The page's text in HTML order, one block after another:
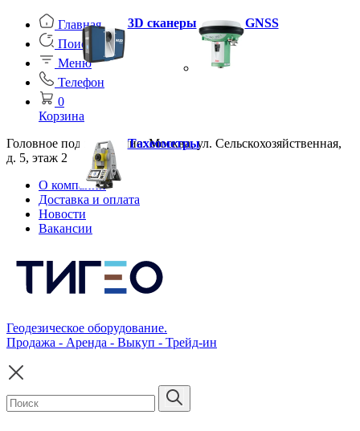
Главная
Поиск
Меню
Телефон
0
Корзина
Головное подразделение: Москва, ул. Сельскохозяйственная,
д. 5, этаж 2
О компании
Доставка и оплата
Новости
Вакансии
Геодезическое оборудование.
Продажа - Аренда - Выкуп - Трейд-ин
3D сканеры GNSS
Тахеометры